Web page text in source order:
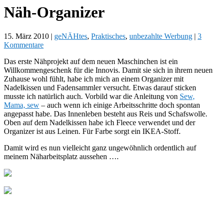
Näh-Organizer
15. März 2010 | geNÄHtes, Praktisches, unbezahlte Werbung | 3
Kommentare
Das erste Nähprojekt auf dem neuen Maschinchen ist ein
Willkommengeschenk für die Innovis. Damit sie sich in ihrem neuen
Zuhause wohl fühlt, habe ich mich an einem Organizer mit
Nadelkissen und Fadensammler versucht. Etwas darauf sticken
musste ich natürlich auch. Vorbild war die Anleitung von Sew,
Mama, sew – auch wenn ich einige Arbeitsschritte doch spontan
angepasst habe. Das Innenleben besteht aus Reis und Schafswolle.
Oben auf dem Nadelkissen habe ich Fleece verwendet und der
Organizer ist aus Leinen. Für Farbe sorgt ein IKEA-Stoff.
Damit wird es nun vielleicht ganz ungewöhnlich ordentlich auf
meinem Näharbeitsplatz aussehen ….